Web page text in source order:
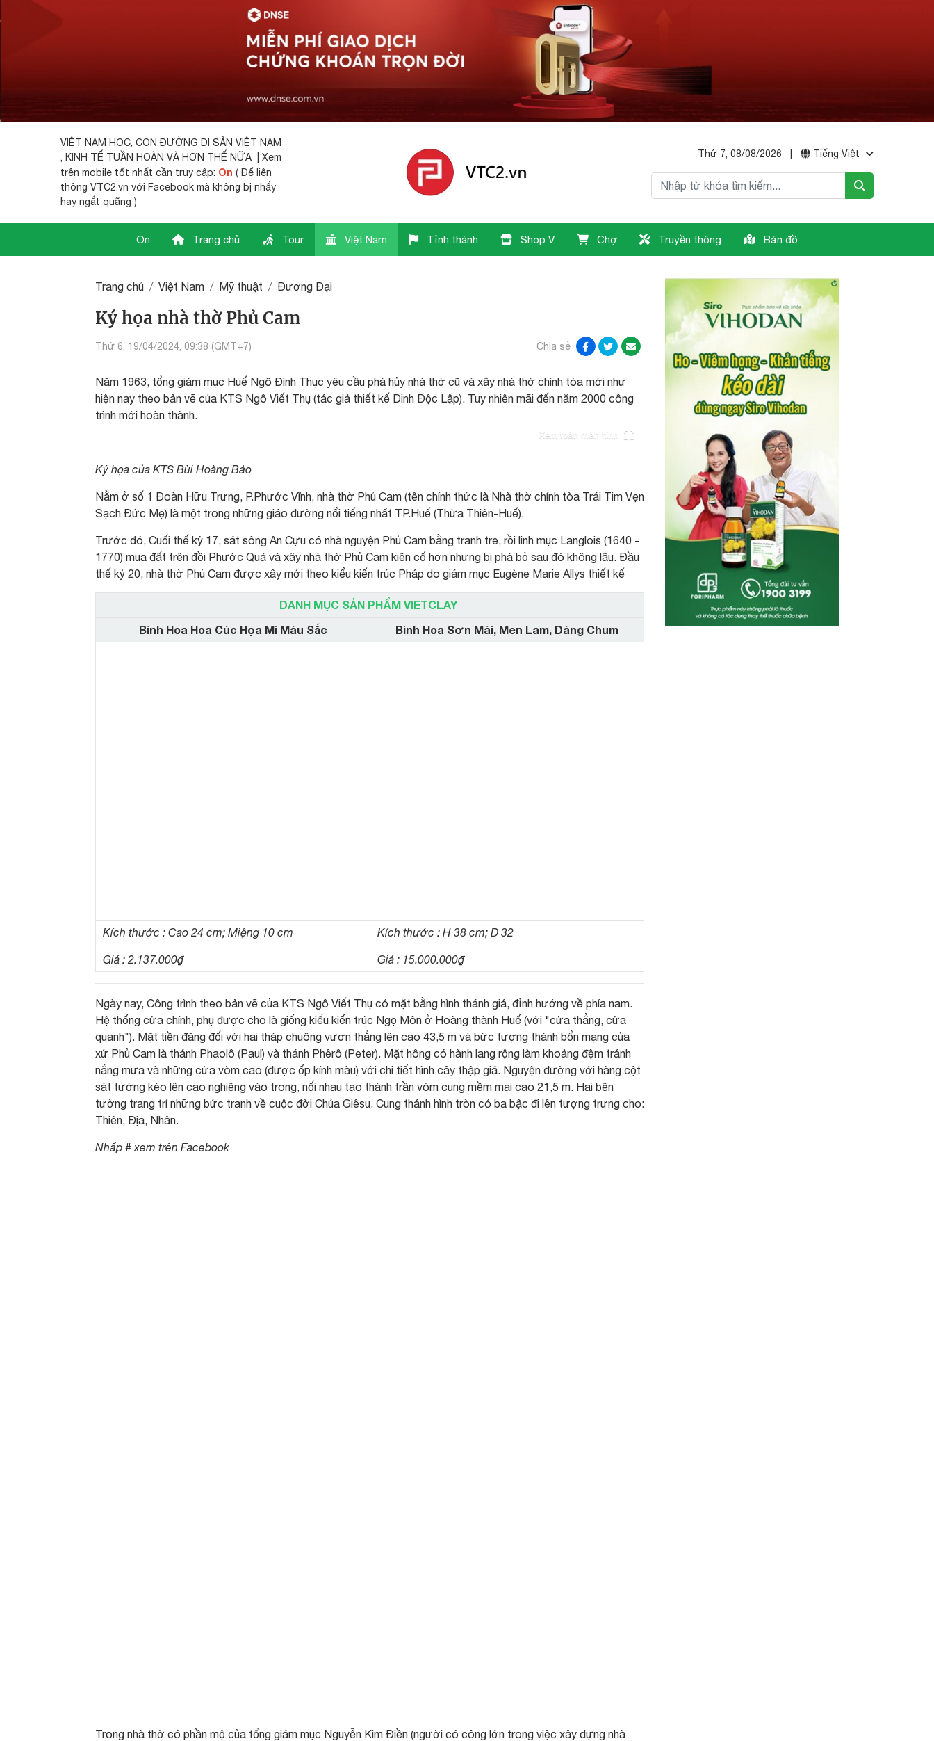
VIỆT NAM HỌC, CON ĐƯỜNG DI SẢN VIỆT NAM
, KINH TẾ TUẦN HOÀN VÀ HƠN THẾ NỮA | Xem
trên mobile tốt nhất cần truy cập: On ( Để liên
thông VTC2.vn với Facebook mà không bị nhẩy
hay ngắt quãng )
Thứ 7, 08/08/2026 Tiếng Việt
On Trang chủ Tour Việt Nam Tỉnh thành Shop V Chợ Truyền thông Bản đồ
Trang chủ Việt Nam Mỹ thuật Đương Đại
Ký họa nhà thờ Phủ Cam
Thứ 6, 19/04/2024, 09:38 (GMT+7) Chia sẻ
Năm 1963, tổng giám mục Huế Ngô Đình Thục yêu cầu phá hủy nhà thờ cũ và xây nhà thờ chính tòa mới như
hiện nay theo bản vẽ của KTS Ngô Viết Thụ (tác giả thiết kế Dinh Độc Lập). Tuy nhiên mãi đến năm 2000 công
trình mới hoàn thành.
Xem toàn màn hình
Ký họa của KTS Bùi Hoàng Bảo
Nằm ở số 1 Đoàn Hữu Trưng, P.Phước Vĩnh, nhà thờ Phủ Cam (tên chính thức là Nhà thờ chính tòa Trái Tim Vẹn
Sạch Đức Mẹ) là một trong những giáo đường nổi tiếng nhất TP.Huế (Thừa Thiên-Huế).
Trước đó, Cuối thế kỷ 17, sát sông An Cựu có nhà nguyện Phủ Cam bằng tranh tre, rồi linh mục Langlois (1640 -
1770) mua đất trên đồi Phước Quả và xây nhà thờ Phủ Cam kiên cố hơn nhưng bị phá bỏ sau đó không lâu. Đầu
thế kỷ 20, nhà thờ Phủ Cam được xây mới theo kiểu kiến trúc Pháp do giám mục Eugène Marie Allys thiết kế
DANH MỤC SẢN PHẨM VIETCLAY
Bình Hoa Hoa Cúc Họa Mi Màu Sắc
Bình Hoa Sơn Mài, Men Lam, Dáng Chum
Kích thước : Cao 24 cm; Miệng 10 cm
Giá : 2.137.000₫
Kích thước : H 38 cm; D 32
Giá : 15.000.000₫
Ngày nay, Công trình theo bản vẽ của KTS Ngô Viết Thụ có mặt bằng hình thánh giá, đỉnh hướng về phía nam.
Hệ thống cửa chính, phụ được cho là giống kiểu kiến trúc Ngọ Môn ở Hoàng thành Huế (với "cửa thẳng, cửa
quanh"). Mặt tiền đăng đối với hai tháp chuông vươn thẳng lên cao 43,5 m và bức tượng thánh bổn mạng của
xứ Phủ Cam là thánh Phaolô (Paul) và thánh Phêrô (Peter). Mặt hông có hành lang rộng làm khoảng đệm tránh
nắng mưa và những cửa vòm cao (được ốp kính màu) với chi tiết hình cây thập giá. Nguyện đường với hàng cột
sát tường kéo lên cao nghiêng vào trong, nối nhau tạo thành trần vòm cung mềm mại cao 21,5 m. Hai bên
tường trang trí những bức tranh về cuộc đời Chúa Giêsu. Cung thánh hình tròn có ba bậc đi lên tượng trưng cho:
Thiên, Địa, Nhân.
Nhấp # xem trên Facebook
Trong nhà thờ có phần mộ của tổng giám mục Nguyễn Kim Điền (người có công lớn trong việc xây dựng nhà